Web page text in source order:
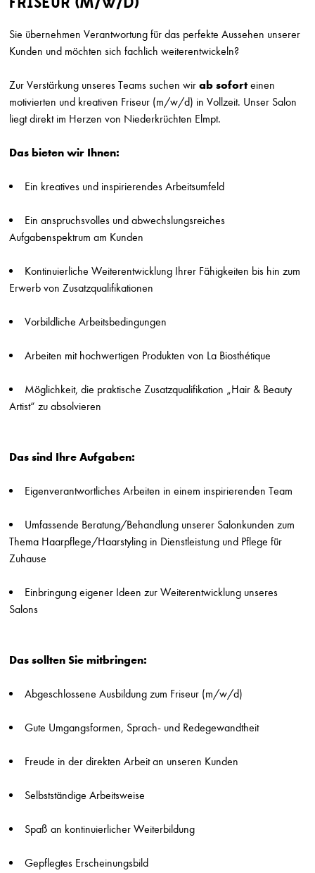
Erweiterte Suche
Friseur (m/w/d)
Marion Ganse
Herget & Muth
Solms
Friseur/ Meister (m/w/d)
Top Style
Top Style
Stefan Probst
Friseur/in (m/w/d) in Voll-/Teilzeit
Stefan Probst
Beauty Assistient / Quereinsteiger/in (m/w/d)
Gabi Stern
Asperg
Friseur (m/w/d) Breuninger Sindelfingen
Stuttgart
Die Friseure - Breuninger
Ausbildung Friseur (m/w/d) Breuninger Sindelfingen
Stuttgart
Friseur (m/w/d) auf Minijob-Basis Breuninger Sindelfingen
Stuttgart
HILJEGERDES - Friseur-Kosmetik-Make-up
Sie übernehmen Verantwortung für das perfekte Aussehen unserer
Kunden und möchten sich fachlich weiterentwickeln?
Zur Verstärkung unseres Teams suchen wirab soforteinen
motivierten und kreativen Friseur (m/w/d) in Vollzeit. Unser Salon
liegt direkt im Herzen von Niederkrüchten Elmpt.
Das bieten wir Ihnen:
Ein kreatives und inspirierendes Arbeitsumfeld
Ein anspruchsvolles und abwechslungsreiches
Aufgabenspektrum am Kunden
Kontinuierliche Weiterentwicklung Ihrer Fähigkeiten bis hin zum
Erwerb von Zusatzqualifikationen
Vorbildliche Arbeitsbedingungen
Arbeiten mit hochwertigen Produkten von La Biosthétique
Möglichkeit, die praktische Zusatzqualifikation „Hair & Beauty
Artist“ zu absolvieren
Das sind Ihre Aufgaben:
Eigenverantwortliches Arbeiten in einem inspirierenden Team
Umfassende Beratung/Behandlung unserer Salonkunden zum
Thema Haarpflege/Haarstyling in Dienstleistung und Pflege für
Zuhause
Einbringung eigener Ideen zur Weiterentwicklung unseres
Salons
Das sollten Sie mitbringen:
Abgeschlossene Ausbildung zum Friseur (m/w/d)
Gute Umgangsformen, Sprach- und Redegewandtheit
Freude in der direkten Arbeit an unseren Kunden
Selbstständige Arbeitsweise
Spaß an kontinuierlicher Weiterbildung
Gepflegtes Erscheinungsbild